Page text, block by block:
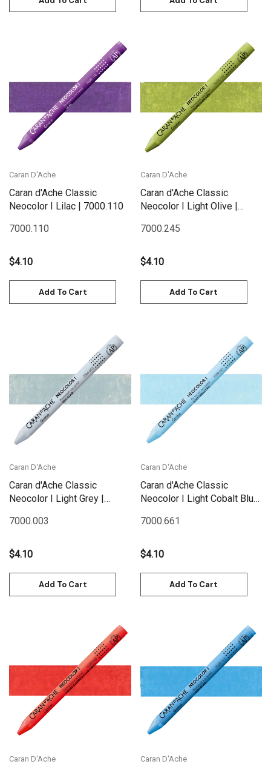
Caran D'Ache
Caran d'Ache Classic
Neocolor I Lilac | 7000.110
7000.110
$4.10
Add To Cart
Caran D'Ache
Caran d'Ache Classic
Neocolor I Light Olive |
7000.245
$4.10
Add To Cart
Caran D'Ache
Caran d'Ache Classic
Neocolor I Light Grey |
7000.003
$4.10
Add To Cart
Caran D'Ache
Caran d'Ache Classic
Neocolor I Light Cobalt Blue
7000.661
$4.10
Add To Cart
Caran D'Ache Caran D'Ache